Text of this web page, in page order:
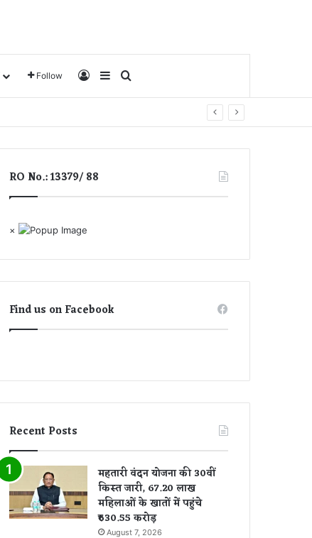
Follow Log InSidebar
RO No.: 13379/ 88
×
Find us on Facebook
Recent Posts
महतारी वंदन योजना की 30वीं
किस्त जारी, 67.20 लाख
महिलाओं के खातों में पहुंचे
₹630.55 करोड़
August 7, 2026